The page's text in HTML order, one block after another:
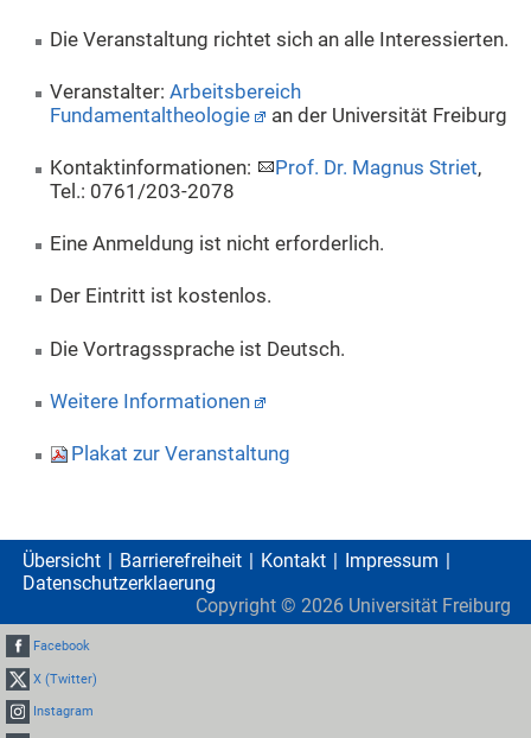
Die Veranstaltung richtet sich an alle Interessierten.
Veranstalter:Arbeitsbereich
Fundamentaltheologie
an der Universität Freiburg
Kontaktinformationen: Prof. Dr. Magnus Striet,
Tel.: 0761/203-2078
Eine Anmeldung ist nicht erforderlich.
Der Eintritt ist kostenlos.
Die Vortragssprache ist Deutsch.
Weitere Informationen
Plakat zur Veranstaltung
Übersicht Barrierefreiheit Kontakt
Impressum
Datenschutzerklaerung
Copyright © 2026 Universität Freiburg
Facebook
X (Twitter)
Instagram